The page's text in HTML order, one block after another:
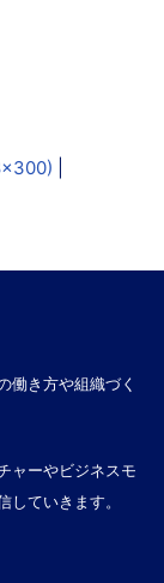
働き方や組織づく
ャーやビジネスモ
ていきます。